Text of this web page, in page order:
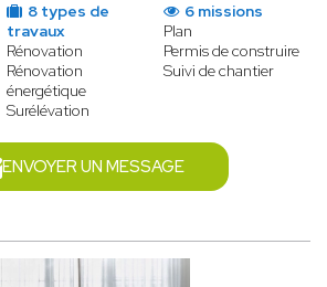
8 types de
travaux
Rénovation
Rénovation
énergétique
Surélévation
6 missions
Plan
Permis de construire
Suivi de chantier
ENVOYER UN MESSAGE